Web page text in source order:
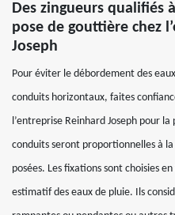
Des zingueurs qualifiés
pose de gouttière chez
Joseph
Pour éviter le débordement des
conduits horizontaux, faites
l’entreprise Reinhard Joseph pour
conduits seront proportionnelles à
posées. Les fixations sont choisies
estimatif des eaux de pluie. Ils